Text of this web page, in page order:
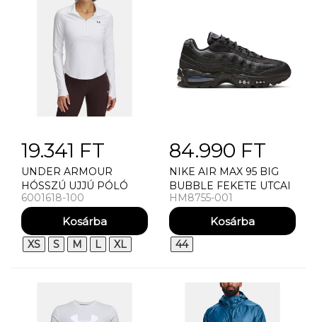
19.341 FT
UNDER ARMOUR
HÓSSZÚ UJJÚ PÓLÓ
NÕI PÓLÓ UNDER
ARMOUR MOTION 1/2
ZIP EMEA
6001618-100
XS S M L XL
84.990 FT
NIKE AIR MAX 95 BIG
BUBBLE FEKETE UTCAI
CIPŐ
HM8755-001
44